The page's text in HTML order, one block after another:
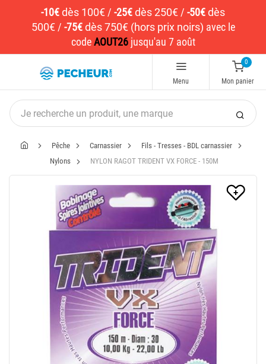
-10€dès 100€ / -25€dès 250€ / -50€dès
500€/ -75€ dès 750€ (hors prix noirs) avec le
codeAOUT26jusqu'au 7 août
Menu
0
Mon panier
Pêche Carnassier
Fils - Tresses - BDL carnassier
Nylons
NYLON RAGOT TRIDENT VX FORCE - 150M